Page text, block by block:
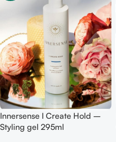
Innersense I Create Hold –
Styling gel 295ml